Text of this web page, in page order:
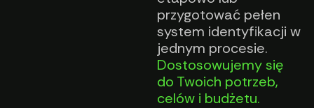
przygotować pełen
system identyfikacji w
jednym procesie.
Dostosowujemy się
do Twoich potrzeb,
celów i budżetu.